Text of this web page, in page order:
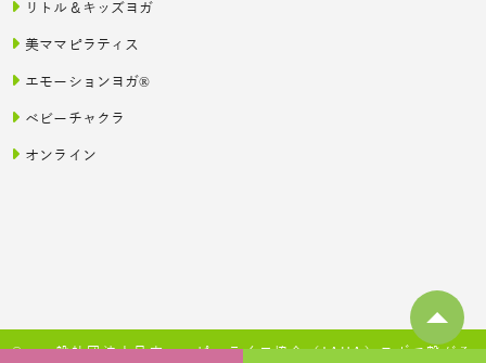
リトル＆キッズヨガ
美ママピラティス
エモーションヨガ®
ベビーチャクラ
オンライン
© 一般社団法人日本ハッピーライフ協会（JAHA）ヨガで繋がる